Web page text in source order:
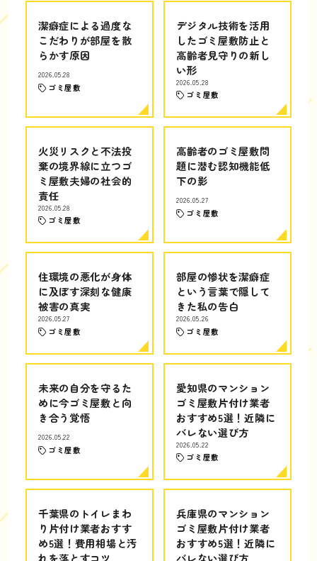
潔癖症による過度な
こだわりが部屋を散
らかす原因
2026.05.28
ゴミ屋敷
デジタル技術を活用
したゴミ屋敷防止と
高齢者見守りの新し
い形
2026.05.28
ゴミ屋敷
火災リスクと不法投
棄の境界線に立つゴ
ミ屋敷夫婦の社会的
責任
2026.05.28
ゴミ屋敷
高齢者のゴミ屋敷問
題に潜む認知機能低
下の影
2026.05.27
ゴミ屋敷
住環境の悪化が身体
に及ぼす深刻な健康
被害の真実
2026.05.27
ゴミ屋敷
部屋の惨状を潔癖症
という言葉で隠して
きた私の告白
2026.05.26
ゴミ屋敷
未来の自分を守るた
めに今ゴミ屋敷と向
き合う覚悟
2026.05.22
ゴミ屋敷
愛知県のマンション
ゴミ屋敷片付け業者
おすすめ5選！近隣に
バレない選び方
2026.05.22
ゴミ屋敷
千葉県のトイレまわ
り片付け業者おすす
め5選！費用相場と汚
れを落とすコツ
兵庫県のマンション
ゴミ屋敷片付け業者
おすすめ5選！近隣に
バレない選び方